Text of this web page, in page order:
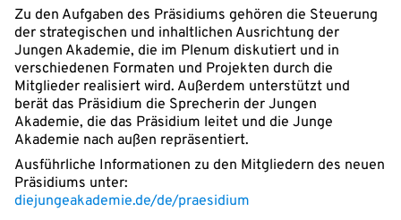
Zu den Aufgaben des Präsidiums gehören die Steuerung
der strategischen und inhaltlichen Ausrichtung der
Jungen Akademie, die im Plenum diskutiert und in
verschiedenen Formaten und Projekten durch die
Mitglieder realisiert wird. Außerdem unterstützt und
berät das Präsidium die Sprecherin der Jungen
Akademie, die das Präsidium leitet und die Junge
Akademie nach außen repräsentiert.
Ausführliche Informationen zu den Mitgliedern des neuen
Präsidiums unter:
diejungeakademie.de/de/praesidium